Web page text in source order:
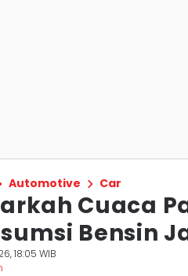
Automotive Car
Cuaca
Bensin
18:05 WIB